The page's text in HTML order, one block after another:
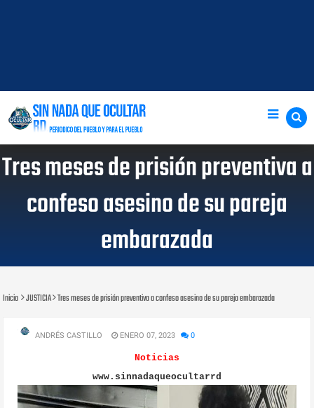
Tres meses de prisión preventiva a
confeso asesino de su pareja
embarazada
Inicio JUSTICIA Tres meses de prisión preventiva a confeso asesino de su pareja embarazada
ANDRÉS CASTILLO ENERO 07, 2023 0
Noticias
www.sinnadaqueocultarrd